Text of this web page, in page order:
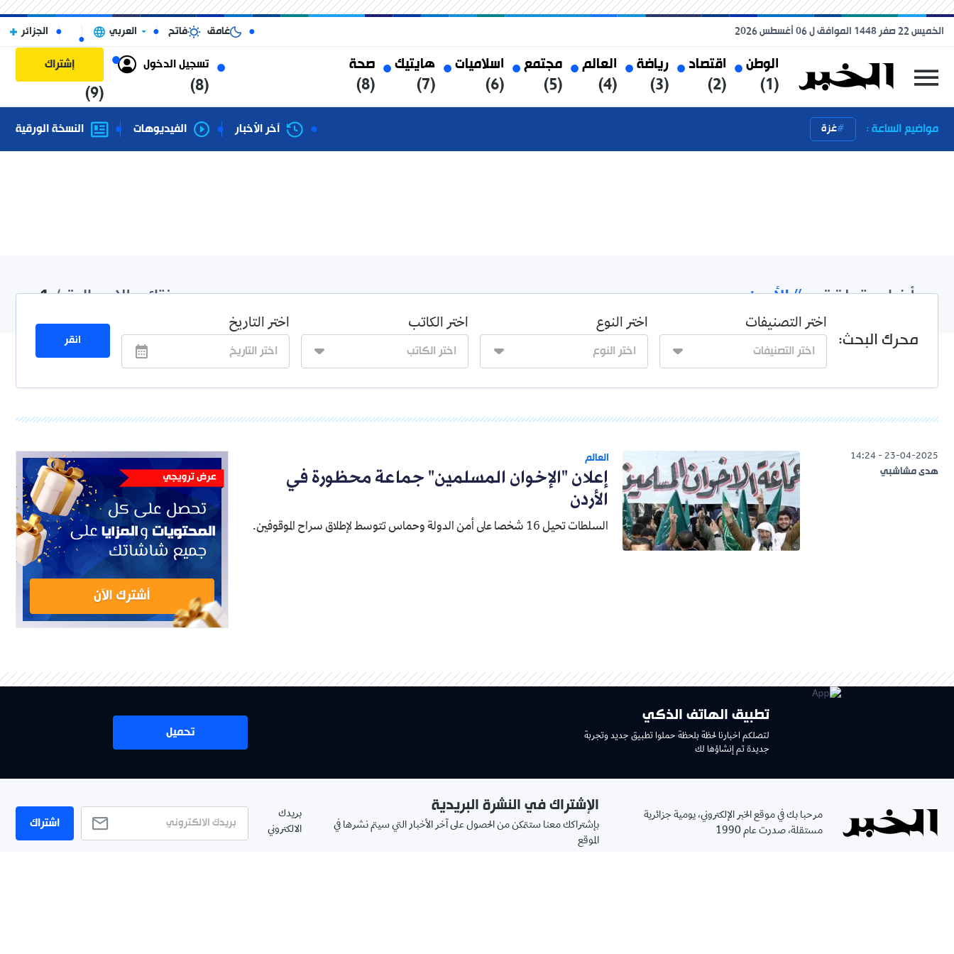
الوطن
(1)
اقتصاد
(2)
رياضة
(3)
العالم
(4)
مجتمع
(5)
اسلاميات
(6)
هايتيك
(7)
صحة
(8)
تسجيل الدخول
(8)
إشتراك
(9)
الخميس 22 صفر 1448 الموافق ل 06 أغسطس 2026 غامق فاتح العربي الجزائر
مواضيع الساعة : غزة آخر الأخبار الفيديوهات النسخة الورقية
أخبار متعلقة بـ#الأردن نتائج الإجمالية /1
محرك البحث:
اختر التصنيفات اختر النوع اختر الكاتب اختر التاريخ
انقر
23-04-2025 - 14:24
هدى مشاشبي
العالم
إعلان "الإخوان المسلمين" جماعة محظورة في
الأردن
السلطات تحيل 16 شخصا على أمن الدولة وحماس تتوسط لإطلاق سراح الموقوفين.
تطبيق الهاتف الذكي
لتصلكم اخبارنا لحظة بلحظة حملوا تطبيق جديد وتجربة
جديدة تم إنشاؤها لك
تحميل
مرحبا بك في موقع الخبر الإلكتروني، يومية جزائرية
مستقلة، صدرت عام 1990
الإشتراك في النشرة البريدية
بإشتراكك معنا ستتمكن من الحصول على آخر الأخبار التي سيتم نشرها في
الموقع
بريدك
الالكتروني
اشتراك